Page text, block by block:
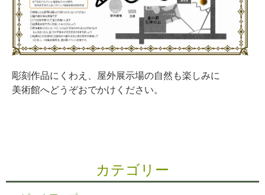
彫刻作品にくわえ、屋外展示場の自然も楽しみに
美術館へどうぞおでかけください。
カテゴリー